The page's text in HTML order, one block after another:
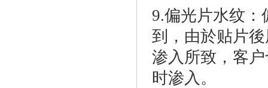
9.偏光片水纹
到，由於贴片
渗入所致，客
时渗入。